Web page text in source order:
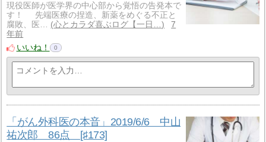
現役医師が医学界の中心部から覚悟の告発本で
す！ 先端医療の捏造、新薬をめぐる不正と
腐敗、医…
心とカラダ喜ぶログ【一日…
7
年前
いいね！
0
「がん外科医の本音」2019/6/6 中山
祐次郎 86点 [♯173]